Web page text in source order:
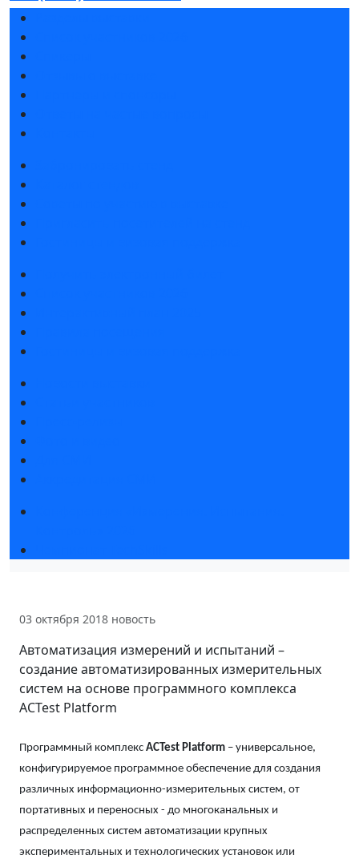
03 октября 2018 новость
Автоматизация измерений и испытаний –
создание автоматизированных измерительных
систем на основе программного комплекса
ACTest Platform
Программный комплекс ACTest Platform – универсальное,
конфигурируемое программное обеспечение для создания
различных информационно-измерительных систем, от
портативных и переносных - до многоканальных и
распределенных систем автоматизации крупных
экспериментальных и технологических установок или